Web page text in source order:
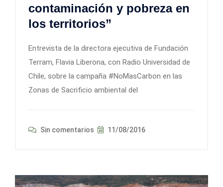
contaminación y pobreza en
los territorios”
Entrevista de la directora ejecutiva de Fundación
Terram, Flavia Liberona, con Radio Universidad de
Chile, sobre la campaña #NoMasCarbon en las
Zonas de Sacrificio ambiental del
Sin comentarios 11/08/2016